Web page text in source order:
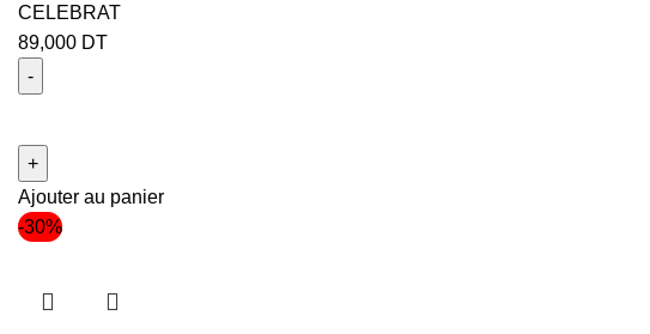
CELEBRAT
89,000 DT
Ajouter au panier
-30%